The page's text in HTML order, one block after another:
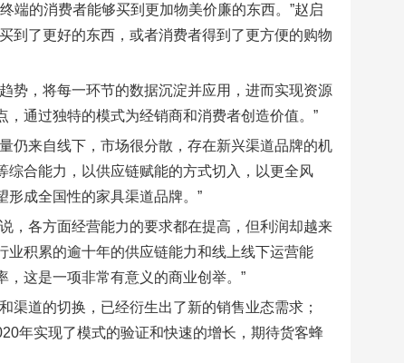
端的消费者能够买到更加物美价廉的东西。”赵启
到了更好的东西，或者消费者得到了更方便的购物
势，将每一环节的数据沉淀并应用，进而实现资源
通过独特的模式为经销商和消费者创造价值。”
仍来自线下，市场很分散，存在新兴渠道品牌的机
合能力，以供应链赋能的方式切入，以更全风
成全国性的家具渠道品牌。”
，各方面经营能力的要求都在提高，但利润却越来
积累的逾十年的供应链能力和线上线下运营能
这是一项非常有意义的商业创举。”
渠道的切换，已经衍生出了新的销售业态需求；
年实现了模式的验证和快速的增长，期待货客蜂